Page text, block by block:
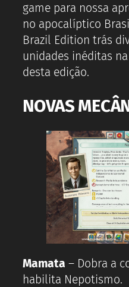
game para nossa
no apocalíptico
Brazil Edition trás
unidades inéditas
desta edição.
NOVAS
Mamata – Dobra a
habilita Nepotismo.